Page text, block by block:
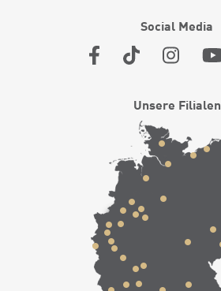
Social Media
Unsere Filialen